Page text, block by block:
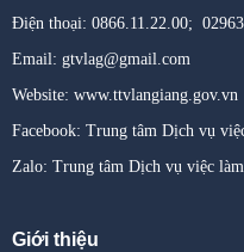
Điện thoại: 0866.11.22.00;
Email: gtvlag@gmail.com
Website: www.ttvlangiang.gov.vn
Facebook: Trung tâm Dịch vụ
Zalo: Trung tâm Dịch vụ việc
Giới thiệu